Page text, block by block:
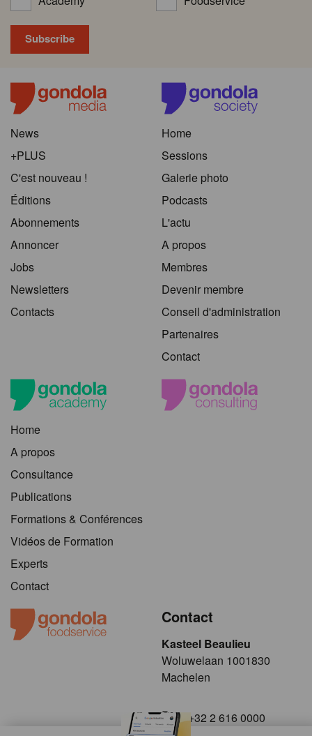
News
+PLUS
C'est nouveau !
Éditions
Abonnements
Annoncer
Jobs
Newsletters
Contacts
Home
Sessions
Galerie photo
Podcasts
L'actu
A propos
Membres
Devenir membre
Conseil d'administration
Partenaires
Contact
Home
A propos
Consultance
Publications
Formations & Conférences
Vidéos de Formation
Experts
Contact
Contact
Kasteel Beaulieu
​​​Woluwelaan 1001830
Machelen
+32 2 616 0000